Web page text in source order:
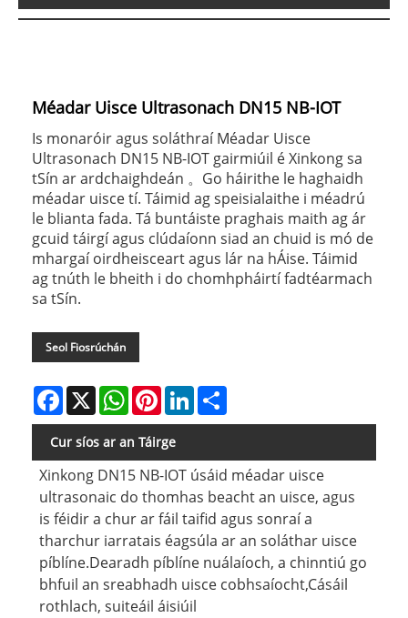
Méadar Uisce Ultrasonach DN15 NB-IOT
Is monaróir agus soláthraí Méadar Uisce
Ultrasonach DN15 NB-IOT gairmiúil é Xinkong sa
tSín ar ardchaighdeán 。Go háirithe le haghaidh
méadar uisce tí. Táimid ag speisialaithe i méadrú
le blianta fada. Tá buntáiste praghais maith ag ár
gcuid táirgí agus clúdaíonn siad an chuid is mó de
mhargaí oirdheisceart agus lár na hÁise. Táimid
ag tnúth le bheith i do chomhpháirtí fadtéarmach
sa tSín.
Seol Fiosrúchán
Facebook
X WhatsAppPinterestLinkedIn
Cur síos ar an Táirge
Xinkong DN15 NB-IOT úsáid méadar uisce
ultrasonaic do thomhas beacht an uisce, agus
is féidir a chur ar fáil taifid agus sonraí a
tharchur iarratais éagsúla ar an soláthar uisce
píblíne.Dearadh píblíne nuálaíoch, a chinntiú go
bhfuil an sreabhadh uisce cobhsaíocht,Cásáil
rothlach, suiteáil áisiúil